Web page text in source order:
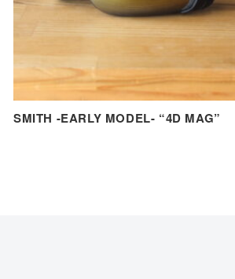
SMITH -EARLY MODEL- “4D MAG”